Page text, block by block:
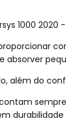
1000 2020
absorver
além do